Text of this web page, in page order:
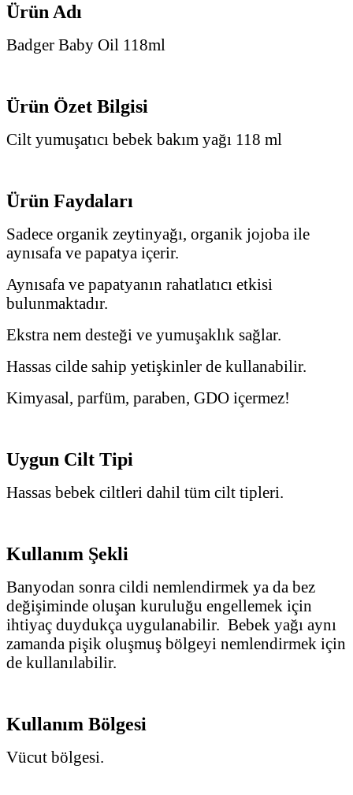
Ürün Adı
Badger Baby Oil 118ml
Ürün Özet Bilgisi
Cilt yumuşatıcı bebek bakım yağı 118 ml
Ürün Faydaları
Sadece organik zeytinyağı, organik jojoba ile
aynısafa ve papatya içerir.
Aynısafa ve papatyanın rahatlatıcı etkisi
bulunmaktadır.
Ekstra nem desteği ve yumuşaklık sağlar.
Hassas cilde sahip yetişkinler de kullanabilir.
Kimyasal, parfüm, paraben, GDO içermez!
Uygun Cilt Tipi
Hassas bebek ciltleri dahil tüm cilt tipleri.
Kullanım Şekli
Banyodan sonra cildi nemlendirmek ya da bez
değişiminde oluşan kuruluğu engellemek için
ihtiyaç duydukça uygulanabilir. Bebek yağı aynı
zamanda pişik oluşmuş bölgeyi nemlendirmek için
de kullanılabilir.
Kullanım Bölgesi
Vücut bölgesi.